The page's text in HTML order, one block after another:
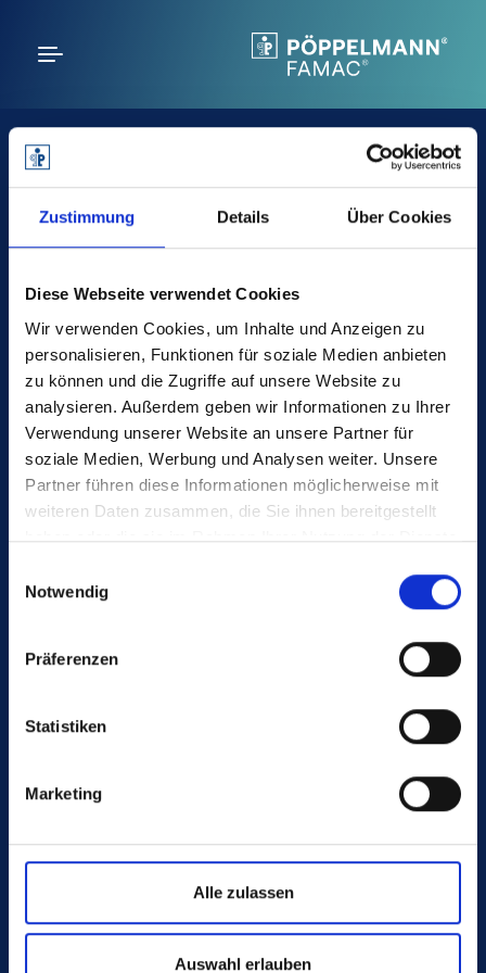
Zustimmung Details Über Cookies
Diese Webseite verwendet Cookies
Wir verwenden Cookies, um Inhalte und Anzeigen zu
personalisieren, Funktionen für soziale Medien anbieten
zu können und die Zugriffe auf unsere Website zu
analysieren. Außerdem geben wir Informationen zu Ihrer
Verwendung unserer Website an unsere Partner für
soziale Medien, Werbung und Analysen weiter. Unsere
Partner führen diese Informationen möglicherweise mit
weiteren Daten zusammen, die Sie ihnen bereitgestellt
haben oder die sie im Rahmen Ihrer Nutzung der Dienste
Notwendig
Präferenzen
Statistiken
Marketing
Alle zulassen
Auswahl erlauben
JETZT.
FOLGEN.
poeppelmann.com
Pöppelmann GmbH & Co. KG
Kunststoffwerk – Werkzeugbau
Bakumer Str. 73,
49393 Lohne
Deutschland
info@poeppelmann.com
ZUKUNFT. MACHEN. WIR.